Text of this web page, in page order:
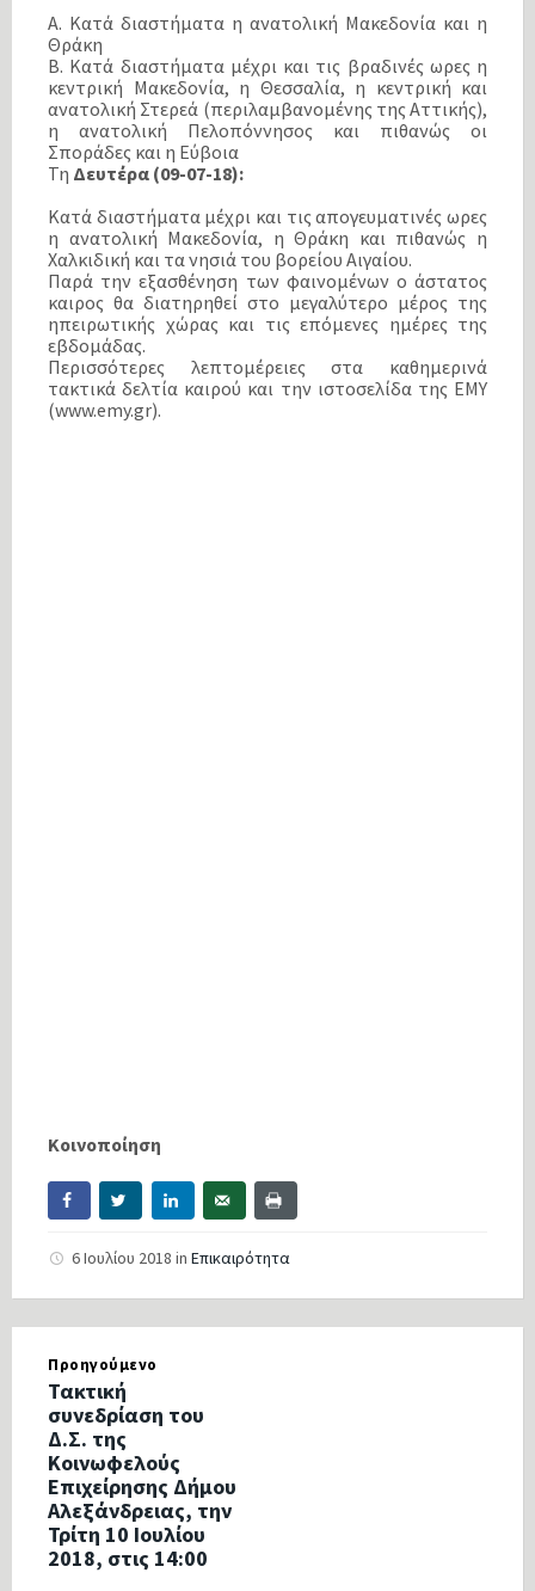
Α. Κατά διαστήματα η ανατολική Μακεδονία και η
Θράκη
Β. Κατά διαστήματα μέχρι και τις βραδινές ωρες η
κεντρική Μακεδονία, η Θεσσαλία, η κεντρική και
ανατολική Στερεά (περιλαμβανομένης της Αττικής),
η ανατολική Πελοπόννησος και πιθανώς οι
Σποράδες και η Εύβοια
Τη Δευτέρα (09-07-18):
Κατά διαστήματα μέχρι και τις απογευματινές ωρες
η ανατολική Μακεδονία, η Θράκη και πιθανώς η
Χαλκιδική και τα νησιά του βορείου Αιγαίου.
Παρά την εξασθένηση των φαινομένων ο άστατος
καιρος θα διατηρηθεί στο μεγαλύτερο μέρος της
ηπειρωτικής χώρας και τις επόμενες ημέρες της
εβδομάδας.
Περισσότερες λεπτομέρειες στα καθημερινά
τακτικά δελτία καιρού και την ιστοσελίδα της EMY
(www.emy.gr).
Κοινοποίηση
6 Ιουλίου 2018 in Επικαιρότητα
Προηγούμενο
Τακτική
συνεδρίαση του
Δ.Σ. της
Κοινωφελούς
Επιχείρησης Δήμου
Αλεξάνδρειας, την
Τρίτη 10 Ιουλίου
2018, στις 14:00